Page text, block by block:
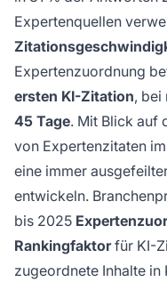
Expertenquellen
Expertenzuordnung
ersten KI-Zitation, bei
45 Tage. Mit Blick auf
von Expertenzitaten
eine immer
entwickeln.
bis 2025
Rankingfaktorfür KI-
zugeordnete Inhalte